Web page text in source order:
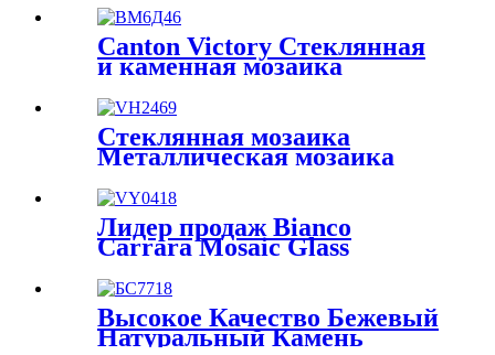
мм Стеклянная
металлическая смесь
Мозаичная плитка
Современный простой
стиль Украшение стен
Яркая стеклянная мозаика
Canton Victory Стеклянная
и каменная мозаика
мозаика Мраморная
мозаика Backsplash
Стеклянная мозаика
Металлическая мозаика
мозаика Металлическая
мозаика Backsplash
Лидер продаж Bianco
Carrara Mosaic Glass
ламинированного стекла
для ванной комнаты и
кухни Новый каменный
узор Художественная
Высокое Качество Бежевый
Натуральный Камень